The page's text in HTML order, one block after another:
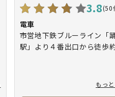
3.8(50
電車
市営地下鉄ブルーライン「
駅」より４番出口から徒歩
ライン「戸塚駅」より神奈
もっ